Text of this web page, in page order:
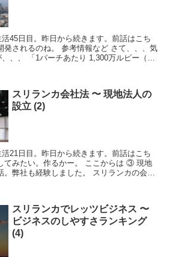
45日目。昨日から続きます。前話はこち
万ルピー（約
スリランカ会社法 〜 現地法人の
設立 (2)
21日目。昨日から続きます。前話はこち
験しました。 スリランカの会社
スリランカでレッツビジネス 〜
ビジネスのしやすさランキング
(4)